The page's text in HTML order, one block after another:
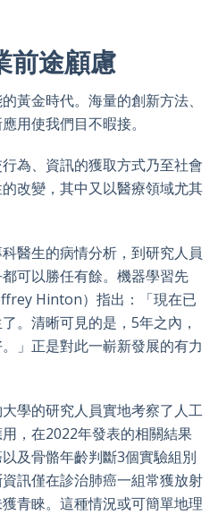
前途顧慮
黃金時代。海量的創新方法、
用使我們目不暇接。
為、資訊的獲取方式乃至社會
改變，其中又以醫療領域尤其
醫生的病情分析，到研究人員
可以勝任有餘。機器學習先
Hinton）指出：「現在已
。清晰可見的是，5年之內，
」正是對此一嶄新發展的有力
學的研究人員實地考察了人工
，在2022年發表的相關結果
及骨骼年齡判斷3個實驗組別
訊僅在診治肺癌一組常獲放射
青睞。這種情況或可簡單地理